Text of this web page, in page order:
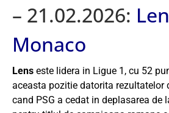
– 21.02.2026:
Monaco
Lens este lidera in Ligue 1, cu 52
aceasta pozitie datorita rezultatelor
cand PSG a cedat in deplasarea de